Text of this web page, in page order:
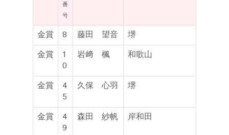
番
号
金賞 8 藤田 望音
堺
金賞
1
0
岩﨑 楓 和歌山
金賞
4
5
久保 心羽 堺
金賞
4
9
森田 紗帆 岸和田